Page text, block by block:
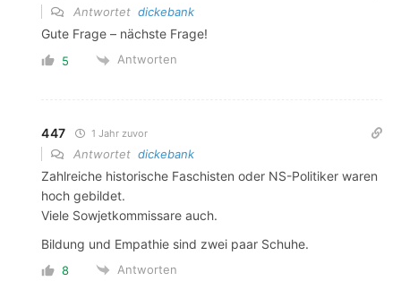
Antwortet dickebank
Gute Frage – nächste Frage!
5 Antworten
447 1 Jahr zuvor
Antwortet dickebank
Zahlreiche historische Faschisten oder NS-Politiker waren
hoch gebildet.
Viele Sowjetkommissare auch.
Bildung und Empathie sind zwei paar Schuhe.
8 Antworten